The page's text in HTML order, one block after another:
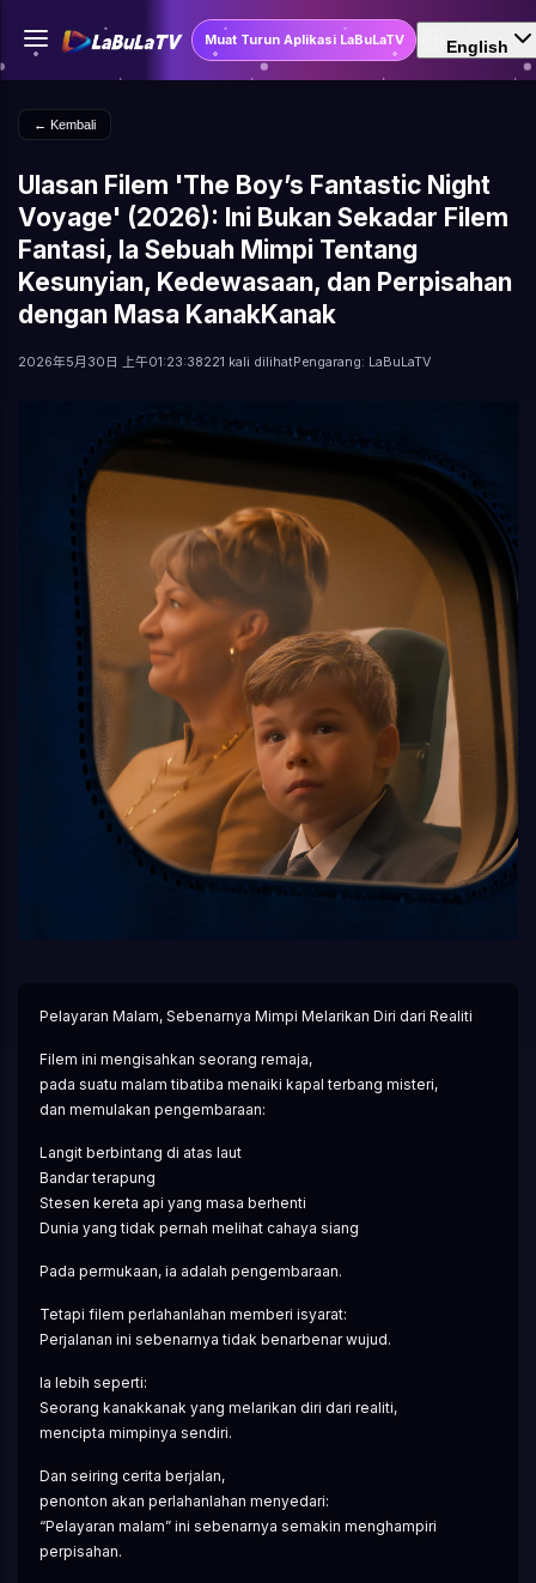
Muat Turun Aplikasi LaBuLaTV English
← Kembali
Ulasan Filem 'The Boy’s Fantastic Night
Voyage' (2026): Ini Bukan Sekadar Filem
Fantasi, Ia Sebuah Mimpi Tentang
Kesunyian, Kedewasaan, dan Perpisahan
dengan Masa KanakKanak
2026年5月30日 上午01:23:38221 kali dilihatPengarang: LaBuLaTV
Pelayaran Malam, Sebenarnya Mimpi Melarikan Diri dari Realiti
Filem ini mengisahkan seorang remaja,
pada suatu malam tibatiba menaiki kapal terbang misteri,
dan memulakan pengembaraan:
Langit berbintang di atas laut
Bandar terapung
Stesen kereta api yang masa berhenti
Dunia yang tidak pernah melihat cahaya siang
Pada permukaan, ia adalah pengembaraan.
Tetapi filem perlahanlahan memberi isyarat:
Perjalanan ini sebenarnya tidak benarbenar wujud.
Ia lebih seperti:
Seorang kanakkanak yang melarikan diri dari realiti,
mencipta mimpinya sendiri.
Dan seiring cerita berjalan,
penonton akan perlahanlahan menyedari:
“Pelayaran malam” ini sebenarnya semakin menghampiri
perpisahan.